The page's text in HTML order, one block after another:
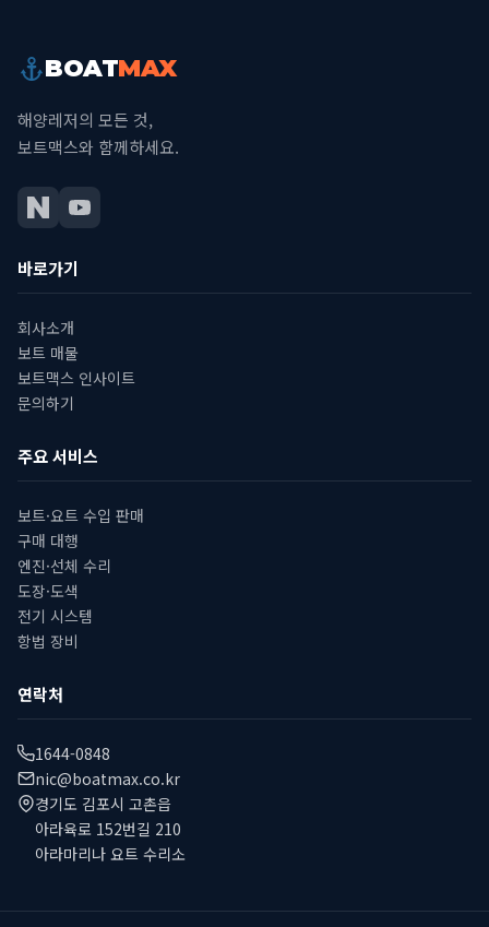
BOATMAX
해양레저의 모든 것,
보트맥스와 함께하세요.
바로가기
회사소개
보트 매물
보트맥스 인사이트
문의하기
주요 서비스
보트·요트 수입 판매
구매 대행
엔진·선체 수리
도장·도색
전기 시스템
항법 장비
연락처
1644-0848
nic@boatmax.co.kr
경기도 김포시 고촌읍
아라육로 152번길 210
아라마리나 요트 수리소